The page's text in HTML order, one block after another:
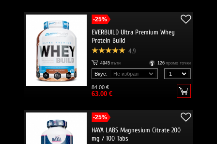
-25%
EVERBUILD Ultra Premium Whey
Protein Build
4.9
4945 пъти 126 промо точки
Вкус:
84.00 €
63.00 €
-25%
HAYA LABS Magnesium Citrate 200
mg / 100 Tabs